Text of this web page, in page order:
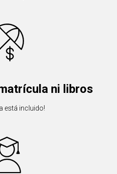
ni libros
está incluido!